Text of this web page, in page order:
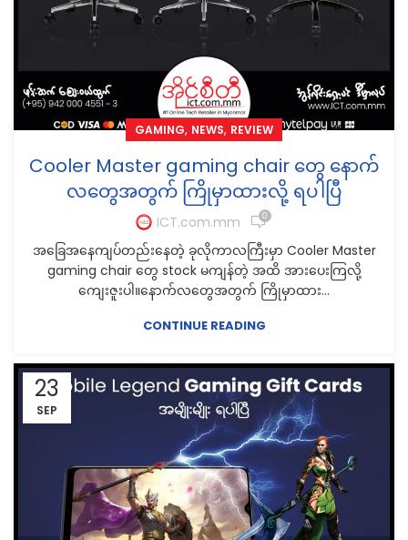
GAMING, NEWS, REVIEW
Cooler Master gaming chair တွေ နောက်
လတွေအတွက် ကြိုမှာထားလို့ ရပါပြီ
ICT.com.mm 0
အခြေအနေကျပ်တည်းနေတဲ့ ခုလိုကာလကြီးမှာ Cooler Master
gaming chair တွေ stock မကျန်တဲ့ အထိ အားပေးကြလို့
ကျေးဇူးပါ။နောက်လတွေအတွက် ကြိုမှာထား...
CONTINUE READING
23
SEP